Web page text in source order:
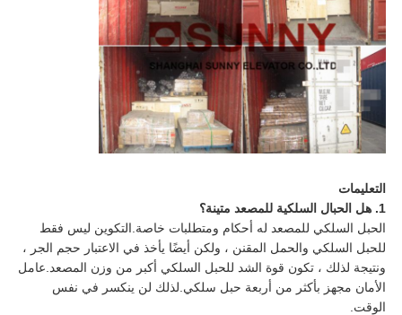
التعليمات
1. هل الحبال السلكية للمصعد متينة؟
الحبل السلكي للمصعد له أحكام ومتطلبات خاصة.التكوين ليس فقط
للحبل السلكي والحمل المقنن ، ولكن أيضًا يأخذ في الاعتبار حجم الجر ،
ونتيجة لذلك ، تكون قوة الشد للحبل السلكي أكبر من وزن المصعد.عامل
الأمان مجهز بأكثر من أربعة حبل سلكي.لذلك لن ينكسر في نفس
الوقت.